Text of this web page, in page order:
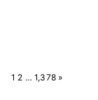
P1 2 … 1,378 N
»